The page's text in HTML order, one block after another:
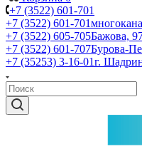
+7 (3522) 601-701
+7 (3522) 601-701
+7 (3522) 605-705Бажова,
+7 (3522) 601-707Бурова-
+7 (35253) 3-16-01г.